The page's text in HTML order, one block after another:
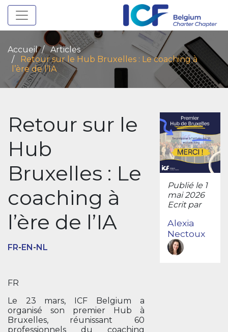
Toggle navigation
Accueil
Articles
Retour sur le Hub Bruxelles : Le coaching à
l’ère de l’IA
Retour sur le
Hub
Bruxelles : Le
coaching à
l’ère de l’IA
FR-EN-NL
FR
Le 23 mars, ICF Belgium a
organisé son premier Hub à
Bruxelles, réunissant 60
professionnels du coaching
Publié le 1
mai 2026
Ecrit par
Alexia
Nectoux